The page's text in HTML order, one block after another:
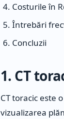
Costurile în
Întrebări
Concluzii
1. CT
CT toracic este
vizualizarea